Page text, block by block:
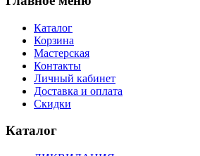
Каталог
Корзина
Мастерская
Контакты
Личный кабинет
Доставка и оплата
Скидки
Каталог